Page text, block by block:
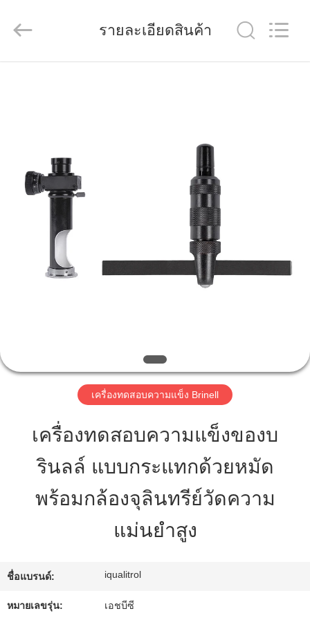
วิดีโอ
ทัวร์
โรงงาน
ควบคุม
คุณภาพ
เว็บไซต์
Technology
รายละเอียดสินค้า
เครื่องทดสอบความแข็ง Brinell
เครื่องทดสอบความแข็งของบ
รินลล์ แบบกระแทกด้วยหมัด
พร้อมกล้องจุลินทรีย์วัดความ
แม่นยําสูง
ชื่อแบรนด์: iqualitrol
หมายเลขรุ่น: เอชบีซี